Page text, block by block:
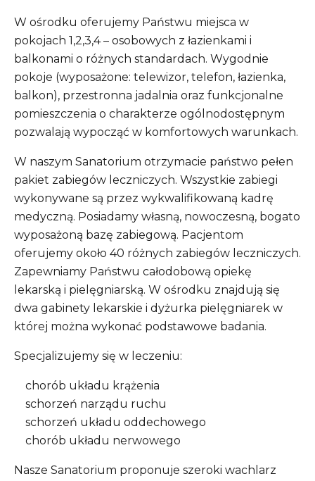
W ośrodku oferujemy Państwu miejsca w
pokojach 1,2,3,4 – osobowych z łazienkami i
balkonami o różnych standardach. Wygodnie
pokoje (wyposażone: telewizor, telefon, łazienka,
balkon), przestronna jadalnia oraz funkcjonalne
pomieszczenia o charakterze ogólnodostępnym
pozwalają wypocząć w komfortowych warunkach.
W naszym Sanatorium otrzymacie państwo pełen
pakiet zabiegów leczniczych. Wszystkie zabiegi
wykonywane są przez wykwalifikowaną kadrę
medyczną. Posiadamy własną, nowoczesną, bogato
wyposażoną bazę zabiegową. Pacjentom
oferujemy około 40 różnych zabiegów leczniczych.
Zapewniamy Państwu całodobową opiekę
lekarską i pielęgniarską. W ośrodku znajdują się
dwa gabinety lekarskie i dyżurka pielęgniarek w
której można wykonać podstawowe badania.
Specjalizujemy się w leczeniu:
chorób układu krążenia
schorzeń narządu ruchu
schorzeń układu oddechowego
chorób układu nerwowego
Nasze Sanatorium proponuje szeroki wachlarz